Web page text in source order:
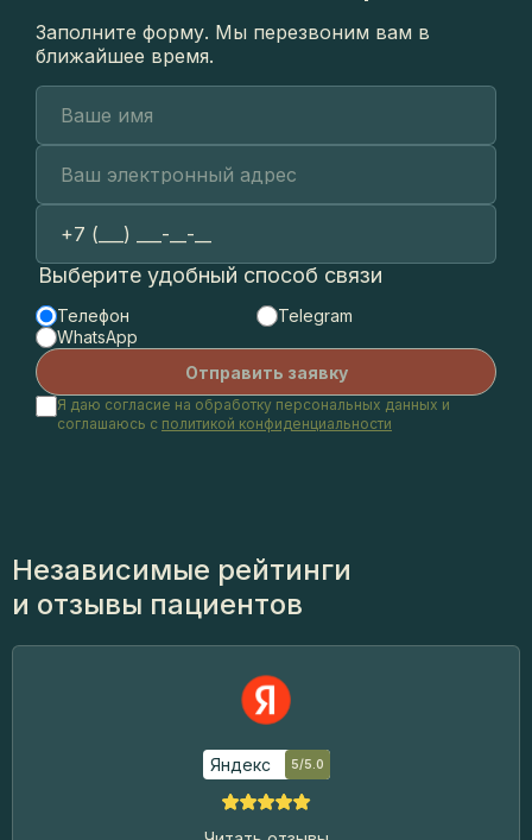
Заполните форму. Мы перезвоним вам в
ближайшее время.
Выберите удобный способ связи
Телефон
Telegram
WhatsApp
Я даю согласие на обработку персональных данных и
соглашаюсь с политикой конфиденциальности
Независимые рейтинги
и отзывы пациентов
Яндекс 5/5.0